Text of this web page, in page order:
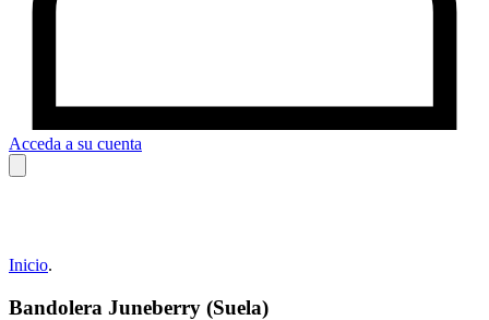
Acceda a su cuenta
Inicio.
Bandolera Juneberry (Suela)